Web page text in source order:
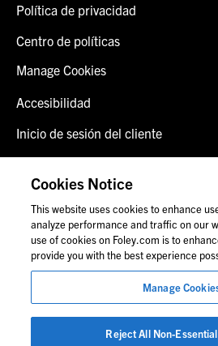
Política de privacidad
Centro de políticas
Manage Cookies
Accesibilidad
Inicio de sesión del cliente
Contáctenos
© 2026 Foley & Lardner LLP
personal de Foley.
Cookies Notice
This website uses cookies to enhance
analyze performance and traffic on our
use of cookies on Foley.com is to
provide you with the best experience
Manage
Reject All Non-